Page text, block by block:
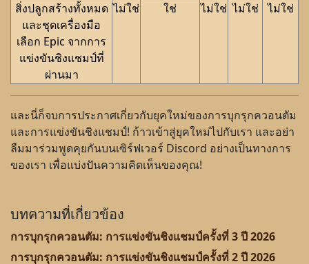
สิ่งปลูกสร้างทั้งหมด
และชุดเครื่องมือ
เลือก Epic จากการ
แข่งขันชิงแชมป์ที่
ผ่านมา
ไม่ใช่ ใช่ ไม่ใช่ ไม่ใช่ ไม่ใช่
และนี่ก็จบการประกาศเกี่ยวกับยุคใหม่ของการบุกรุกควอนตัม
และการแข่งขันชิงแชมป์! ก้าวเข้าสู่ยุคใหม่ไปกับเรา และอย่า
ลืมมาร่วมพูดคุยกันบนเซิร์ฟเวอร์ Discord อย่างเป็นทางการ
ของเรา เพื่อแบ่งปันความคิดเห็นของคุณ!
บทความที่เกี่ยวข้อง
การบุกรุกควอนตัม: การแข่งขันชิงแชมป์ครั้งที่ 3 ปี 2026
การบุกรุกควอนตัม: การแข่งขันชิงแชมป์ครั้งที่ 2 ปี 2026